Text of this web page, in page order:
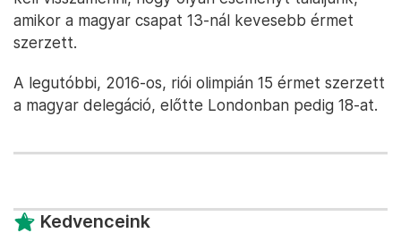
amikor a magyar csapat 13-nál kevesebb érmet
szerzett.
A legutóbbi, 2016-os, riói olimpián 15 érmet szerzett
a magyar delegáció, előtte Londonban pedig 18-at.
Kedvenceink